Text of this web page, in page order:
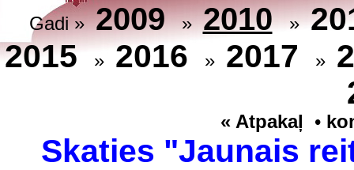
Gadi »2009»2010»
2015 » 2016 » 2017 »
« Atpakaļ •
Skaties "Jaunais